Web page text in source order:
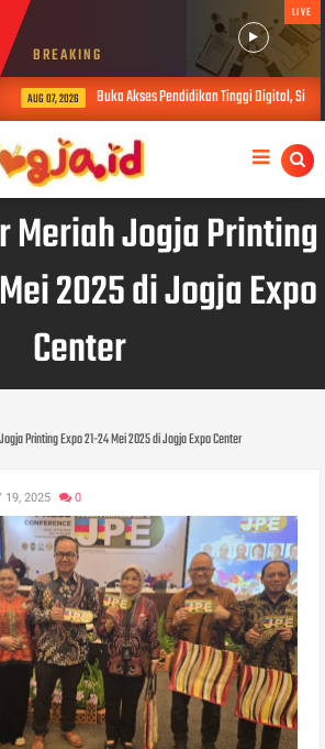
BREAKING
LIVE
AUG 07, 2026 Buka Akses Pendidikan Tinggi Digital,
Meriah Jogja Printing
2025 di Jogja Expo
Center
Printing Expo 21-24 Mei 2025 di Jogja Expo Center
19, 2025 0